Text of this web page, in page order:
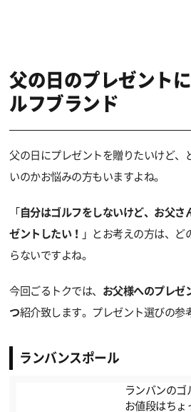
父の日のプレゼント
ルフブランド
父の日にプレゼントを贈りたいけど、
いのかお悩みの方もいますよね。
「 自分はゴルフをしないけど、お父さ
ゼントしたい！
」とお考えの方は、ど
らないですよね。
今回ごるトクでは、 お父様へのプレゼ
つ紹介致します。プレゼント選びの参
ランバンスポール
ランバンのゴ
お値段はちょ